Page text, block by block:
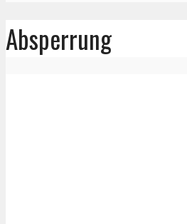
Absperrung